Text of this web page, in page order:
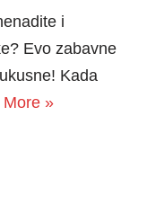
i
Evo zabavne
Kada
More »